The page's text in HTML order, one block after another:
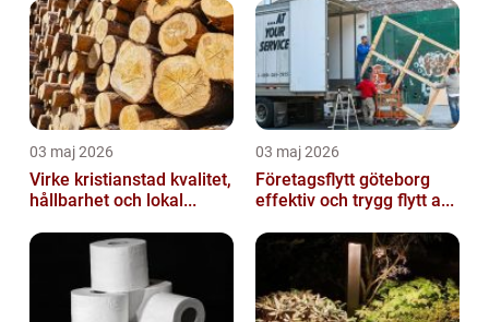
03 maj 2026
Virke kristianstad kvalitet,
hållbarhet och lokal...
03 maj 2026
Företagsflytt göteborg
effektiv och trygg flytt a...